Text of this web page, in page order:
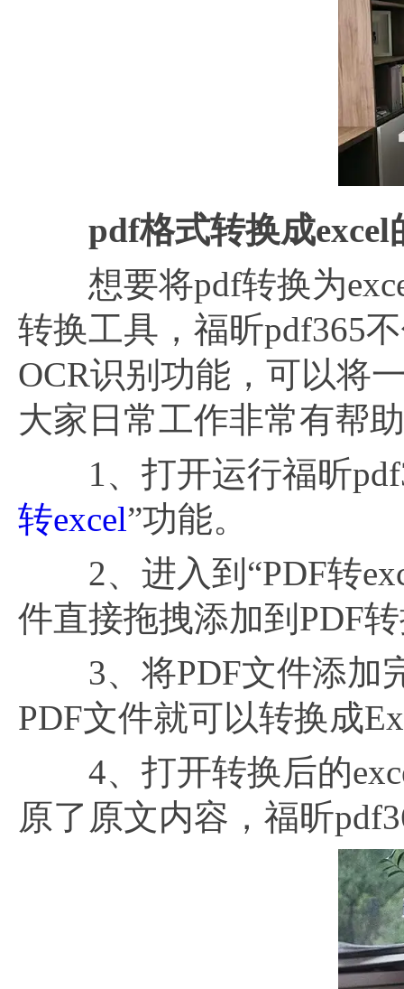
pdf格式转换成
想要将pdf转换为
转换工具，福昕pdf365
OCR识别功能，可以将
大家日常工作非常有帮
1、打开运行福昕
转excel”功能。
2、进入到“PDF转
件直接拖拽添加到PDF
3、将PDF文件添加完
PDF文件就可以转换成
4、打开转换后的
原了原文内容，福昕